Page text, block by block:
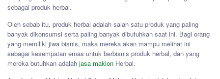
sebagai produk herbal.
Oleh sebab itu, produk herbal adalah salah satu produk yang paling
banyak dikonsumsi serta paling banyak dibutuhkan saat ini. Bagi orang
yang memiliki jiwa bisnis, maka mereka akan mampu melihat ini
sebagai kesempatan emas untuk berbisnis produk herbal, dan yang
mereka butuhkan adalah jasa maklon Herbal.